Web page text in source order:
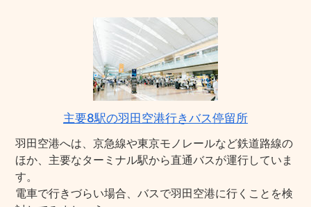
主要8駅の羽田空港行きバス停留所
羽田空港へは、京急線や東京モノレールなど鉄道路線の
ほか、主要なターミナル駅から直通バスが運行していま
す。
電車で行きづらい場合、バスで羽田空港に行くことを検